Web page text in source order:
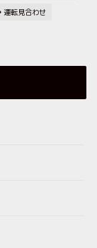
運転見合わせ